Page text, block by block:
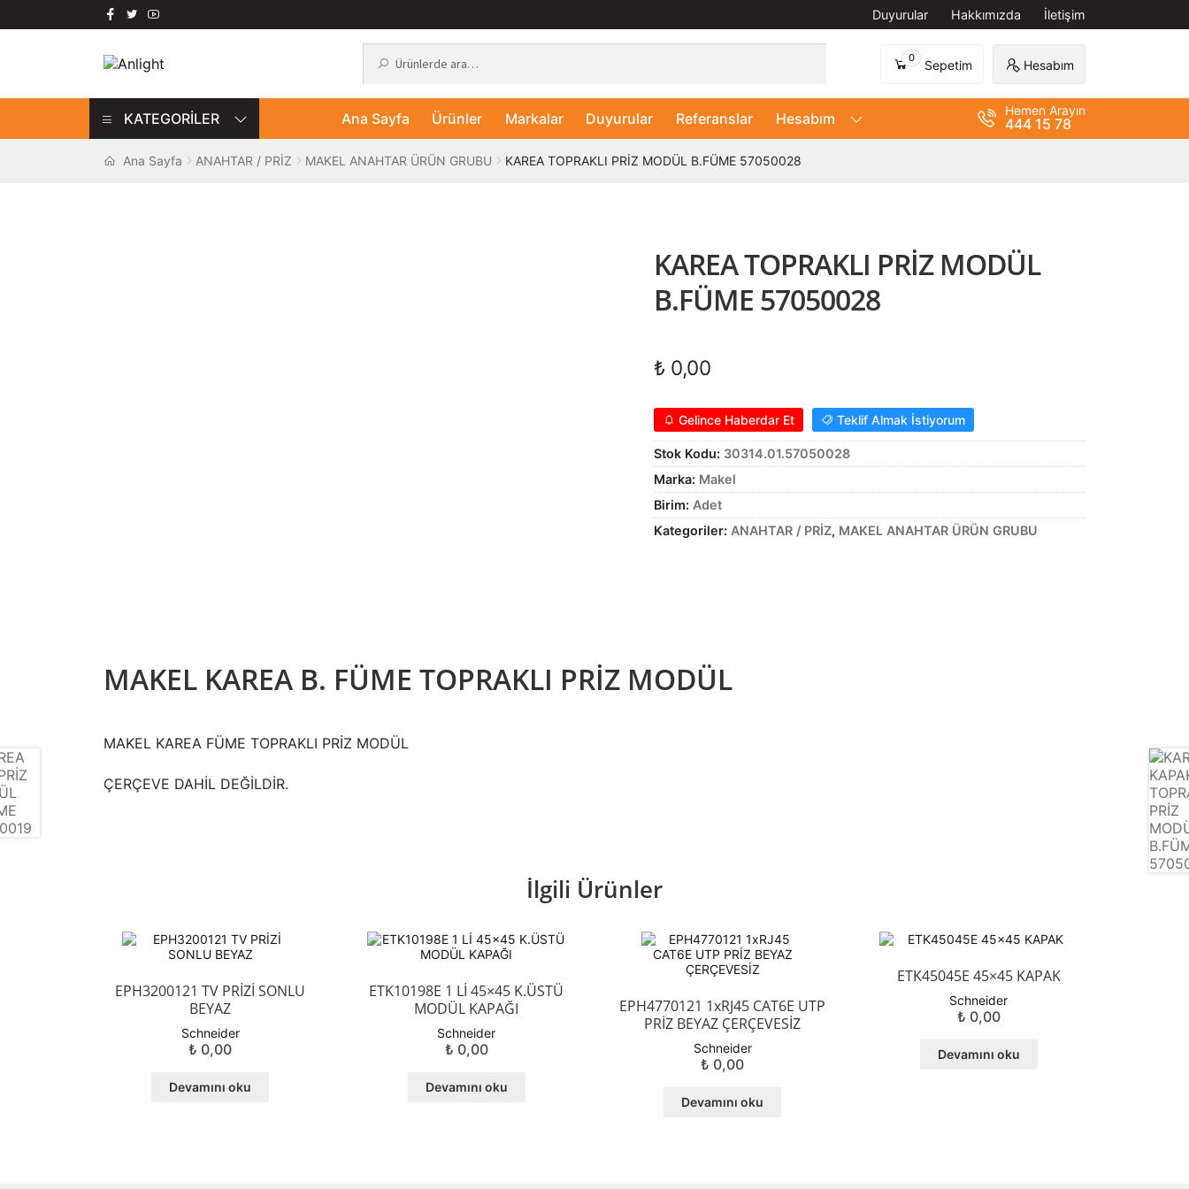
Duyurular Hakkımızda İletişim
Dolaşıma
İçeriğe
0 Sepetim Hesabım
KATEGORİLER Ana Sayfa Ürünler Markalar Duyurular Referanslar Hesabım Hemen Arayın
444 15 78
Ana Sayfa ANAHTAR / PRİZ MAKEL ANAHTAR ÜRÜN GRUBU KAREA TOPRAKLI PRİZ MODÜL B.FÜME 57050028
KAREA TOPRAKLI PRİZ MODÜL
B.FÜME 57050028
₺ 0,00
Gelince Haberdar Et Teklif Almak İstiyorum
Stok Kodu: 30314.01.57050028
Marka: Makel
Birim: Adet
Kategoriler: ANAHTAR / PRİZ, MAKEL ANAHTAR ÜRÜN GRUBU
MAKEL KAREA B. FÜME TOPRAKLI PRİZ MODÜL
MAKEL KAREA FÜME TOPRAKLI PRİZ MODÜL
ÇERÇEVE DAHİL DEĞİLDİR.
İlgili Ürünler
EPH3200121 TV PRİZİ SONLU
BEYAZ
Schneider
₺ 0,00
Devamını oku
ETK10198E 1 Lİ 45×45 K.ÜSTÜ
MODÜL KAPAĞI
Schneider
₺ 0,00
Devamını oku
EPH4770121 1xRJ45 CAT6E UTP
PRİZ BEYAZ ÇERÇEVESİZ
Schneider
₺ 0,00
Devamını oku
ETK45045E 45×45 KAPAK
Schneider
₺ 0,00
Devamını oku